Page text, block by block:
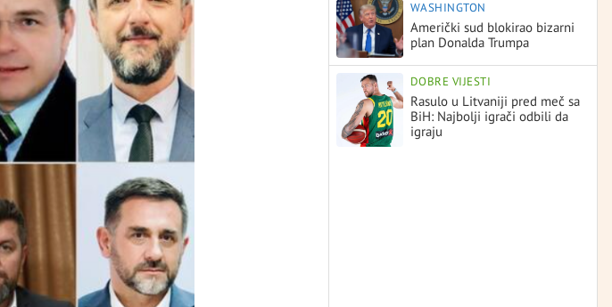
WASHINGTON
Američki sud blokirao bizarni
plan Donalda Trumpa
DOBRE VIJESTI
Rasulo u Litvaniji pred meč sa
BiH: Najbolji igrači odbili da
igraju